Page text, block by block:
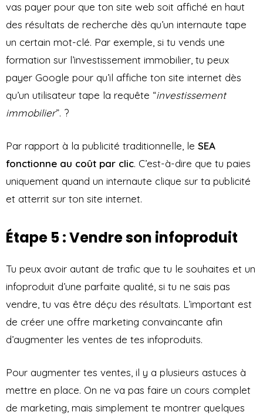
vas payer pour que ton site web soit affiché en haut
des résultats de recherche dès qu’un internaute tape
un certain mot-clé. Par exemple, si tu vends une
formation sur l’investissement immobilier, tu peux
payer Google pour qu’il affiche ton site internet dès
qu’un utilisateur tape la requête “investissement
immobilier”. ?
Par rapport à la publicité traditionnelle, le SEA
fonctionne au coût par clic. C’est-à-dire que tu paies
uniquement quand un internaute clique sur ta publicité
et atterrit sur ton site internet.
Étape 5 : Vendre son infoproduit
Tu peux avoir autant de trafic que tu le souhaites et un
infoproduit d’une parfaite qualité, si tu ne sais pas
vendre, tu vas être déçu des résultats. L’important est
de créer une offre marketing convaincante afin
d’augmenter les ventes de tes infoproduits.
Pour augmenter tes ventes, il y a plusieurs astuces à
mettre en place. On ne va pas faire un cours complet
de marketing, mais simplement te montrer quelques